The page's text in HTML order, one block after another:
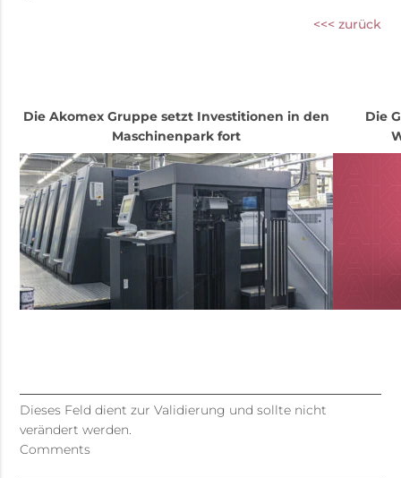
<<< zurück
Die Akomex Gruppe setzt Investitionen in den
Maschinenpark fort
Die
Comments
Dieses Feld dient zur Validierung und sollte nicht
verändert werden.